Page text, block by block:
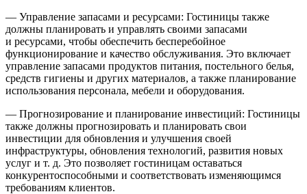
— Управление запасами и ресурсами: Гостиницы также
должны планировать и управлять своими запасами
и ресурсами, чтобы обеспечить бесперебойное
функционирование и качество обслуживания. Это включает
управление запасами продуктов питания, постельного белья,
средств гигиены и других материалов, а также планирование
использования персонала, мебели и оборудования.
— Прогнозирование и планирование инвестиций: Гостиницы
также должны прогнозировать и планировать свои
инвестиции для обновления и улучшения своей
инфраструктуры, обновления технологий, развития новых
услуг и т. д. Это позволяет гостиницам оставаться
конкурентоспособными и соответствовать изменяющимся
требованиям клиентов.